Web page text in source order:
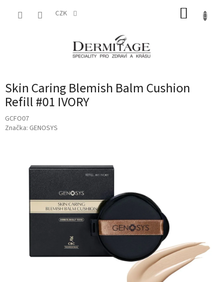
CZK
Skin Caring Blemish Balm Cushion
Refill #01 IVORY
GCFO07
Značka: GENOSYS